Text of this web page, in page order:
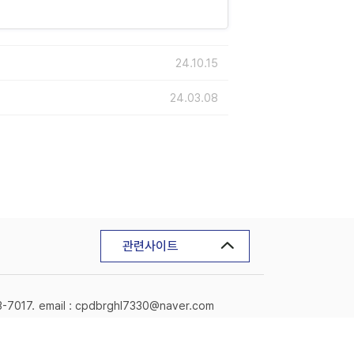
24.10.15
24.03.08
관련사이트
7017. email : cpdbrghl7330@naver.com